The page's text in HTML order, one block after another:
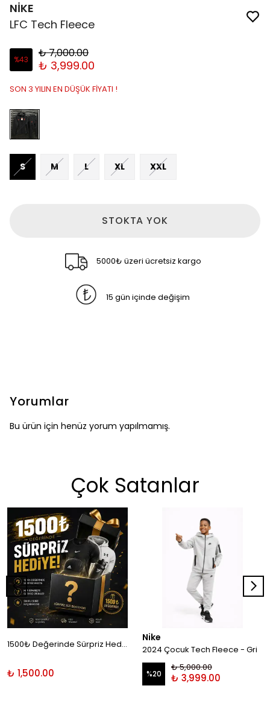
NİKE
LFC Tech Fleece
%43 ₺ 7,000.00
₺ 3,999.00
SON 3 YILIN EN DÜŞÜK FİYATI !
S M L XL XXL
STOKTA YOK
5000₺ üzeri ücretsiz kargo
15 gün içinde değişim
Yorumlar
Bu ürün için henüz yorum yapılmamış.
Çok Satanlar
1500₺ Değerinde Sürpriz Hediye!
₺ 1,500.00
Nike
2024 Çocuk Tech Fleece - Gri
%20
₺ 5,000.00
₺ 3,999.00